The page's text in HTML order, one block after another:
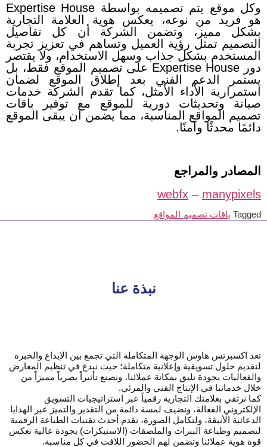
وكل موقع يتم تصميمه بواسطة Expertise House
هو فريد من نوعه، يعكس هوية العلامة التجارية
بشكل مميز، وتضمن الشركة أن كل تفاصيل
التصميم تمثل رؤية العميل وتساهم في تعزيز تجربة
المستخدم بشكل جذاب وسهل الاستخدام، ولا يقتصر
دور Expertise House على تصميم الموقع فقط، بل
يستمر الدعم الفني بعد إطلاق الموقع لضمان
استمرارية الأداء الأمثل، كما تقدم الشركة خدمات
صيانة وتحديثات دورية للموقع مع توفير باقات
تصميم المواقع المناسبة، مما يضمن أن يبقى الموقع
دائمًا محدثًا وآمنًا.
المصادر والمراجع
webfx – manypixels
Tagged باقات تصميم المواقع
نبذة عنا
تعد اكسبرتس هاوس الوجهة المتكاملة التي تجمع بين الإبداع والخبرة
لتقديم حلول تسويقية وإعلانية متكاملة؛ حيث نبدع في تنظيم المعارض
والفعاليات بجودة تليق بمكانة عملائنا، ونصنع تأثيراً بصرياً مميزاً من
خلال خدماتنا في الإنتاج الفني والمرئي.
كما نرتقي بعلامتك التجارية رقمياً عبر استراتيجيات التسويق
الإلكتروني الفعالة، ونضيف لمسة دائمة من التقدير والتميز عبر الهدايا
الدعائية الأنيقة، ولتكامل الصورة، نقدم أحدث تقنيات الطباعة الرقمية
لتصميم وطباعة البنرات والملصقات (الاستيكرات) بجودة عالية تعكس
قوة هوية عملائنا وتضمن لهم الحضور اللافت في كل مناسبة.